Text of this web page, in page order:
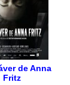
de Anna
Fritz